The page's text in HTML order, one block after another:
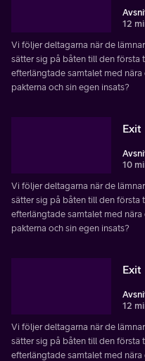
12
Vi följer deltagarna när de
sätter sig på båten till den
efterlängtade samtalet med nära
pakterna och sin egen insats?
Exit
10
Vi följer deltagarna när de
sätter sig på båten till den
efterlängtade samtalet med nära
pakterna och sin egen insats?
Exit
12
Vi följer deltagarna när de
sätter sig på båten till den
efterlängtade samtalet med nära